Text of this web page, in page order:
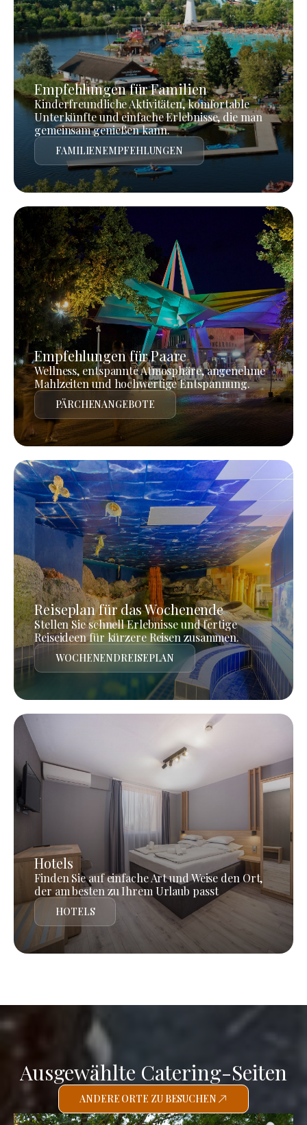
Empfehlungen für Familien
Kinderfreundliche Aktivitäten, komfortable
Unterkünfte und einfache Erlebnisse, die man
gemeinsam genießen kann.
FAMILIENEMPFEHLUNGEN
Empfehlungen für Paare
Wellness, entspannte Atmosphäre, angenehme
Mahlzeiten und hochwertige Entspannung.
PÄRCHENANGEBOTE
Reiseplan für das Wochenende
Stellen Sie schnell Erlebnisse und fertige
Reiseideen für kürzere Reisen zusammen.
WOCHENENDREISEPLAN
Hotels
Finden Sie auf einfache Art und Weise den Ort,
der am besten zu Ihrem Urlaub passt
HOTELS
Ausgewählte Catering-Seiten
ANDERE ORTE ZU BESUCHEN